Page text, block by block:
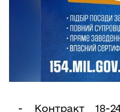
- Контракт 18-